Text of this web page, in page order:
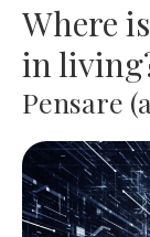
Where
in
Pensare